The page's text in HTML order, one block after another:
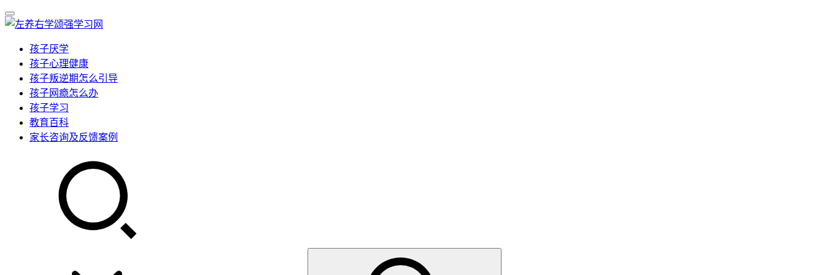
孩子厌学
孩子心理健康
孩子叛逆期怎么引导
孩子网瘾怎么办
孩子学习
教育百科
家长咨询及反馈案例